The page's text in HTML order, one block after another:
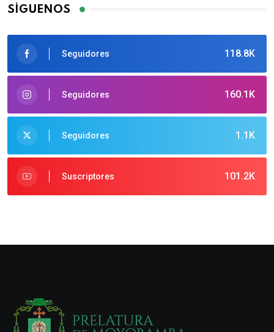
SÍGUENOS
118.8K
Seguidores
160.1K
Seguidores
1.1K
Seguidores
101.2K
Suscriptores